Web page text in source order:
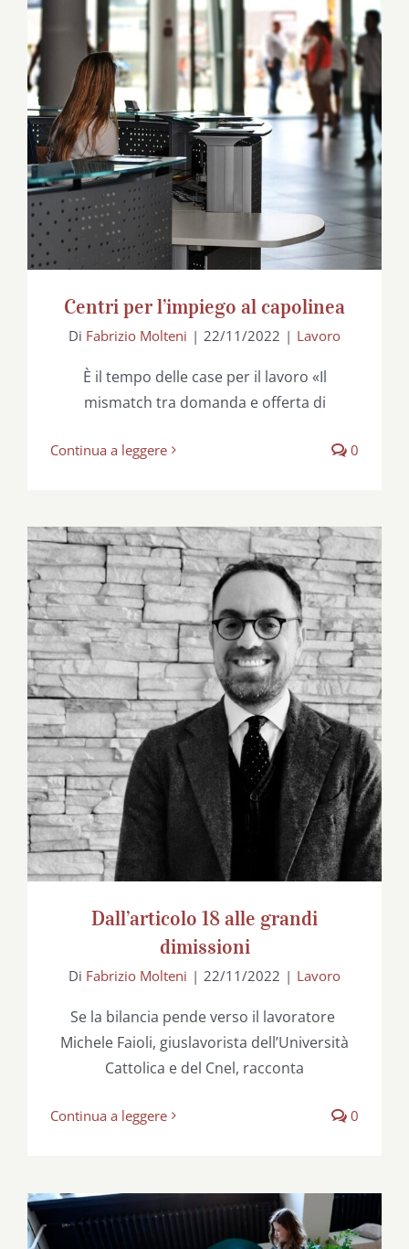
Centri per l’impiego al capolinea
Centri per l’impiego al capolinea
Di Fabrizio Molteni | 22/11/2022 | Lavoro
È il tempo delle case per il lavoro «Il
mismatch tra domanda e offerta di
Continua a leggere 0
Dall’articolo 18 alle grandi dimissioni
Dall’articolo 18 alle grandi
dimissioni
Di Fabrizio Molteni | 22/11/2022 | Lavoro
Se la bilancia pende verso il lavoratore
Michele Faioli, giuslavorista dell’Università
Cattolica e del Cnel, racconta
Continua a leggere 0